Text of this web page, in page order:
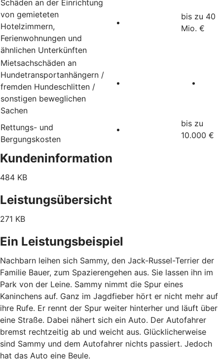
Schäden an der Einrichtung
von gemieteten
Hotelzimmern,
Ferienwohnungen und
ähnlichen Unterkünften
bis zu 40
Mio. €
Mietsachschäden an
Hundetransportanhängern /
fremden Hundeschlitten /
sonstigen beweglichen
Sachen
Rettungs- und
Bergungskosten
bis zu
10.000 €
Kundeninformation
484 KB
Leistungsübersicht
271 KB
Ein Leistungsbeispiel
Nachbarn leihen sich Sammy, den Jack-Russel-Terrier der
Familie Bauer, zum Spazierengehen aus. Sie lassen ihn im
Park von der Leine. Sammy nimmt die Spur eines
Kaninchens auf. Ganz im Jagdfieber hört er nicht mehr auf
ihre Rufe. Er rennt der Spur weiter hinterher und läuft über
eine Straße. Dabei nähert sich ein Auto. Der Autofahrer
bremst rechtzeitig ab und weicht aus. Glücklicherweise
sind Sammy und dem Autofahrer nichts passiert. Jedoch
hat das Auto eine Beule.